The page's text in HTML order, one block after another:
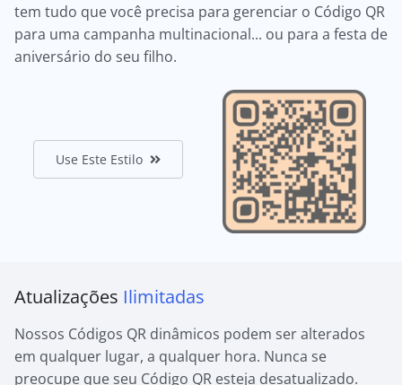
tem tudo que você precisa para gerenciar o Código QR
para uma campanha multinacional... ou para a festa de
aniversário do seu filho.
Use Este Estilo
Atualizações Ilimitadas
Nossos Códigos QR dinâmicos podem ser alterados
em qualquer lugar, a qualquer hora. Nunca se
preocupe que seu Código QR esteja desatualizado.